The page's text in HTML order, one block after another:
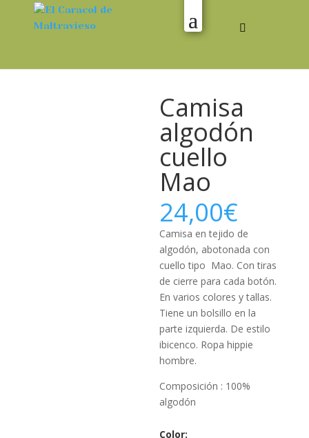
Camisa
algodón
cuello
Mao
24,00€
Camisa en tejido de
algodón, abotonada con
cuello tipo Mao. Con tiras
de cierre para cada botón.
En varios colores y tallas.
Tiene un bolsillo en la
parte izquierda. De estilo
ibicenco. Ropa hippie
hombre.
Composición : 100%
algodón
Color